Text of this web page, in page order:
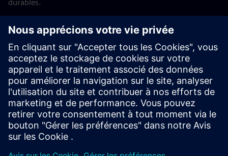
durables.
Programmes de stages
Software Grid
Retour à Programmes pour étudiants et talents en début de
carrière